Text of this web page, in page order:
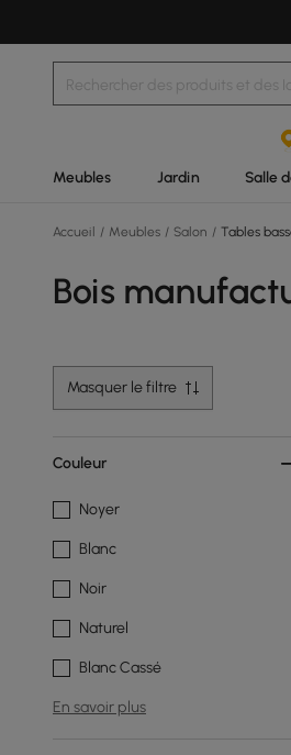
Meubles Jardin Salle
Accueil / Meubles / Salon / Tables
Bois
Masquer le filtre
Couleur
Noyer
Blanc
Noir
Naturel
Blanc Cassé
En savoir plus